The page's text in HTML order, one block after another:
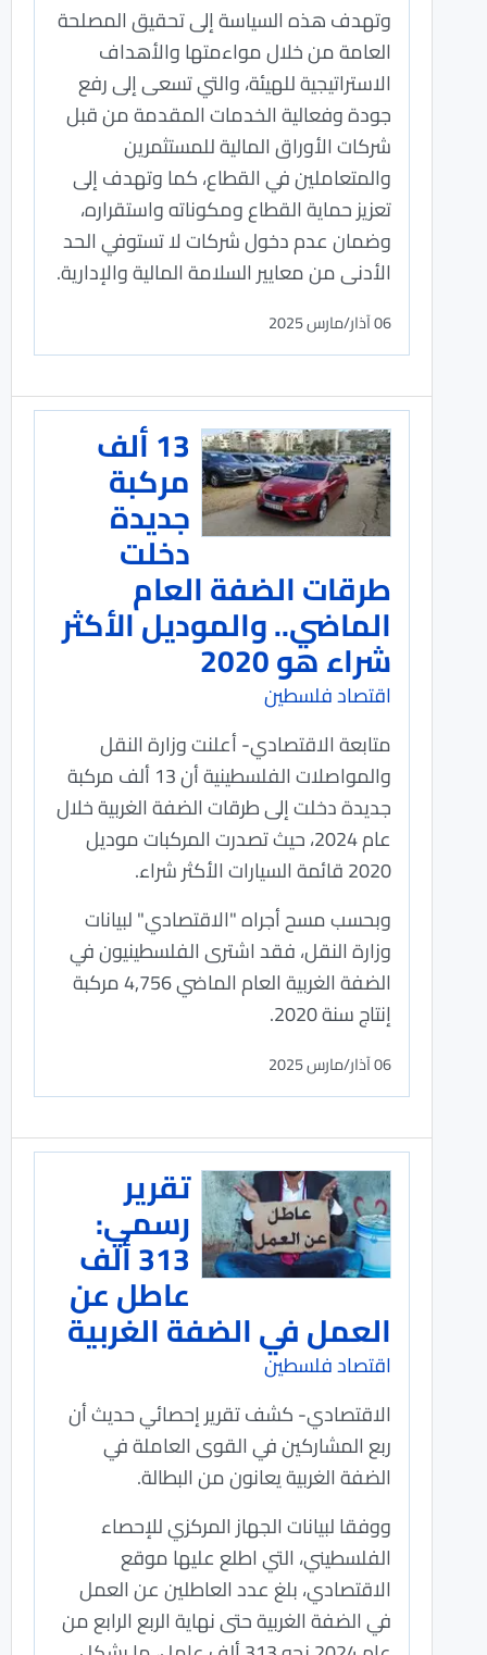
وتهدف هذه السياسة إلى تحقيق المصلحة
العامة من خلال مواءمتها والأهداف
الاستراتيجية للهيئة، والتي تسعى إلى رفع
جودة وفعالية الخدمات المقدمة من قبل
شركات الأوراق المالية للمستثمرين
والمتعاملين في القطاع، كما وتهدف إلى
تعزيز حماية القطاع ومكوناته واستقراره،
وضمان عدم دخول شركات لا تستوفي الحد
الأدنى من معايير السلامة المالية والإدارية.
06 آذار/مارس 2025
13 ألف
مركبة
جديدة
دخلت
طرقات الضفة العام
الماضي.. والموديل الأكثر
شراء هو 2020
اقتصاد فلسطين
متابعة الاقتصادي- أعلنت وزارة النقل
والمواصلات الفلسطينية أن 13 ألف مركبة
جديدة دخلت إلى طرقات الضفة الغربية خلال
عام 2024، حيث تصدرت المركبات موديل
2020 قائمة السيارات الأكثر شراء.
وبحسب مسح أجراه "الاقتصادي" لبيانات
وزارة النقل، فقد اشترى الفلسطينيون في
الضفة الغربية العام الماضي 4,756 مركبة
إنتاج سنة 2020.
06 آذار/مارس 2025
تقرير
رسمي:
313 ألف
عاطل عن
العمل في الضفة الغربية
اقتصاد فلسطين
الاقتصادي- كشف تقرير إحصائي حديث أن
ربع المشاركين في القوى العاملة في
الضفة الغربية يعانون من البطالة.
ووفقا لبيانات الجهاز المركزي للإحصاء
الفلسطيني، التي اطلع عليها موقع
الاقتصادي، بلغ عدد العاطلين عن العمل
في الضفة الغربية حتى نهاية الربع الرابع من